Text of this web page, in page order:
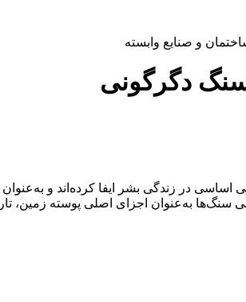
و صنایع وابسته
دگرگونی
به‌عنوان اجزای اصلی پوسته زمین،